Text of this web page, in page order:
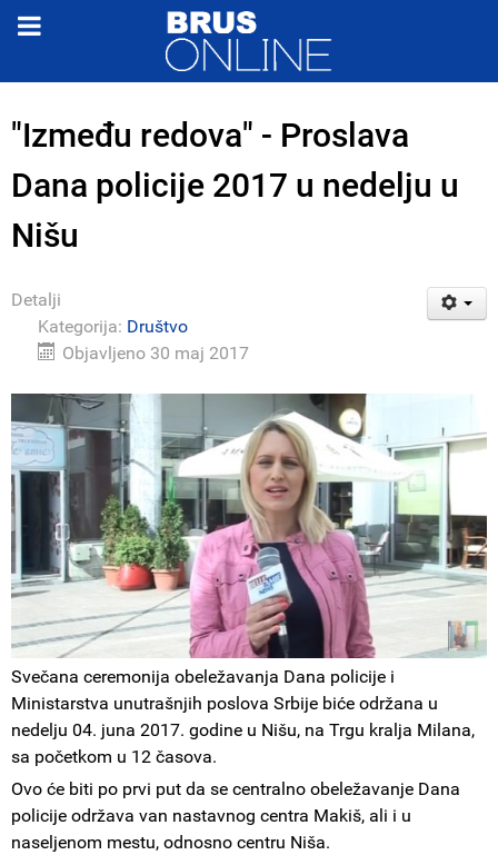
"Između redova" - Proslava
Dana policije 2017 u nedelju u
Nišu
Detalji
Kategorija: Društvo
Objavljeno 30 maj 2017
Svečana ceremonija obeležavanja Dana policije i
Ministarstva unutrašnjih poslova Srbije biće održana u
nedelju 04. juna 2017. godine u Nišu, na Trgu kralja Milana,
sa početkom u 12 časova.
Ovo će biti po prvi put da se centralno obeležavanje Dana
policije održava van nastavnog centra Makiš, ali i u
naseljenom mestu, odnosno centru Niša.